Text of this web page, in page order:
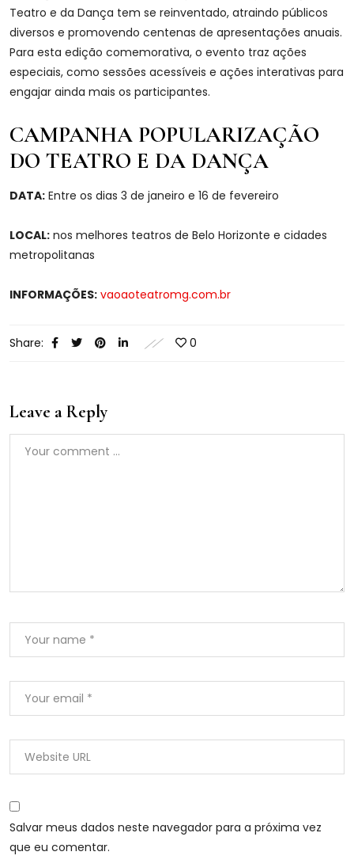
Teatro e da Dança tem se reinventado, atraindo públicos
diversos e promovendo centenas de apresentações anuais.
Para esta edição comemorativa, o evento traz ações
especiais, como sessões acessíveis e ações interativas para
engajar ainda mais os participantes.
CAMPANHA POPULARIZAÇÃO
DO TEATRO E DA DANÇA
DATA: Entre os dias 3 de janeiro e 16 de fevereiro
LOCAL: nos melhores teatros de Belo Horizonte e cidades
metropolitanas
INFORMAÇÕES: vaoaoteatromg.com.br
Share: 0
Leave a Reply
Salvar meus dados neste navegador para a próxima vez
que eu comentar.